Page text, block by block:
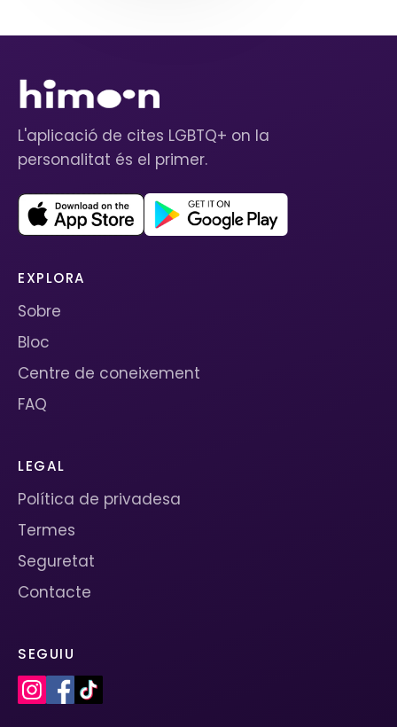
L'aplicació de cites LGBTQ+ on la
personalitat és el primer.
EXPLORA
Sobre
Bloc
Centre de coneixement
FAQ
LEGAL
Política de privadesa
Termes
Seguretat
Contacte
SEGUIU